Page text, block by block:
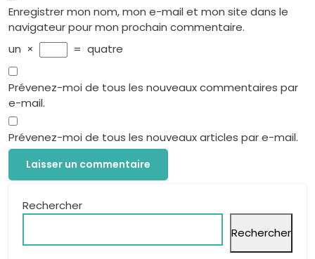
Enregistrer mon nom, mon e-mail et mon site dans le
navigateur pour mon prochain commentaire.
un × = quatre
Prévenez-moi de tous les nouveaux commentaires par
e-mail.
Prévenez-moi de tous les nouveaux articles par e-mail.
Rechercher
Rechercher